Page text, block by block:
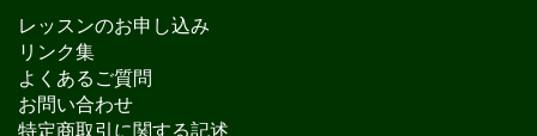
レッスンのお申し込み
リンク集
よくあるご質問
お問い合わせ
特定商取引に関する記述